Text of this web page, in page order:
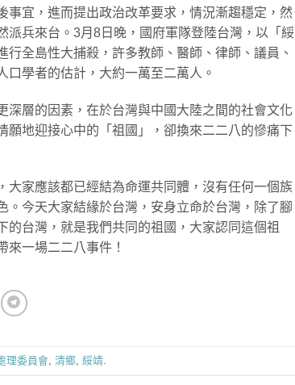
宜，進而提出政治改革要求，情況漸趨穩定，然
派兵來台。3月8日晚，國府軍隊登陸台灣，以「綏
全島性大捕殺，許多教師、醫師、律師、議員、
學者的估計，大約一萬至二萬人。
深層的因素，在於台灣與中國大陸之間的社會文化
願地迎接心中的「祖國」，卻換來二二八的慘痛下
大家應該都已經結為命運共同體，沒有任何一個族
今天大家結緣於台灣，安身立命於台灣，除了腳
台灣，就是我們共同的祖國，大家認同這個祖
來一場二二八事件！
理委員會 清鄉 綏靖